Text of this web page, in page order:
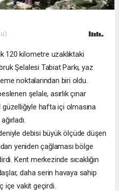
120 kilometre uzaklıktaki
Şelalesi Tabiat Parkı, yaz
noktalarından biri oldu.
şelale, asırlık çınar
güzelliğiyle hafta içi olmasına
debisi büyük ölçüde düşen
yeniden çağlaması bölge
Kent merkezinde sıcaklığın
daha serin havaya sahip
içe vakit geçirdi.